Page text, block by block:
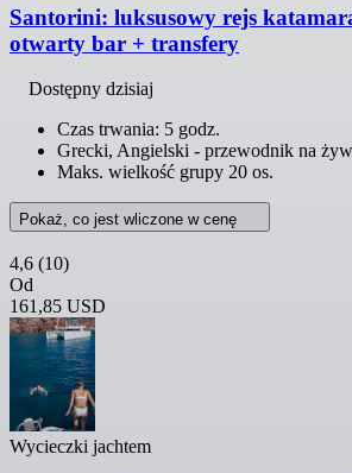
Santorini: luksusowy rejs
otwarty bar + transfery
Dostępny dzisiaj
Czas trwania: 5 godz.
Grecki, Angielski - przewodnik na
Maks. wielkość grupy 20 os.
Pokaż, co jest wliczone w cenę
4,6 (10)
Od
161,85 USD
Wycieczki jachtem